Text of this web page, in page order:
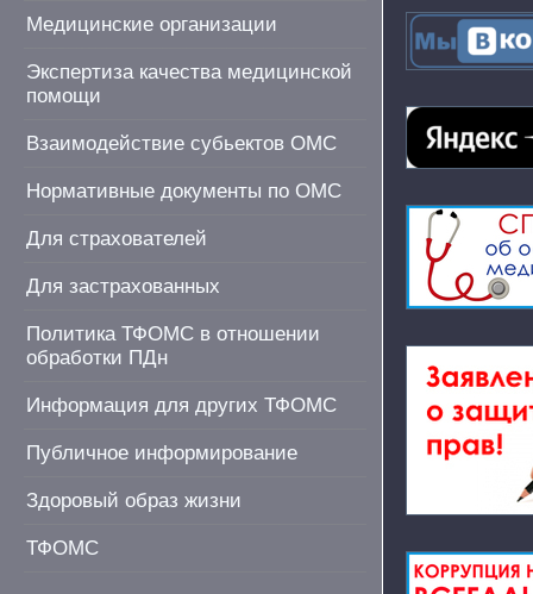
Медицинские организации
Экспертиза качества медицинской
помощи
Взаимодействие субьектов ОМС
Нормативные документы по ОМС
Для страхователей
Для застрахованных
Политика ТФОМС в отношении
обработки ПДн
Информация для других ТФОМС
Публичное информирование
Здоровый образ жизни
ТФОМС